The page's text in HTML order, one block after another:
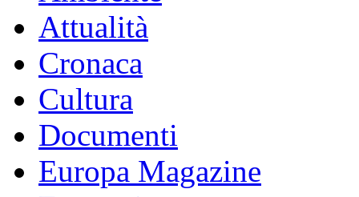
Attualità
Cronaca
Cultura
Documenti
Europa Magazine